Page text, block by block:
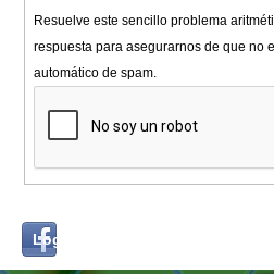
Resuelve este sencillo problema
respuesta para asegurarnos de que no
automático de spam.
Log in with...